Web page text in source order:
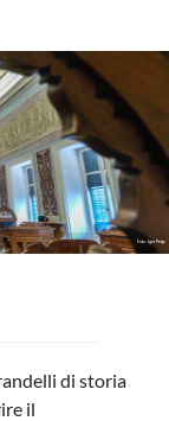
Foto: Igor Petyx
di storia
il